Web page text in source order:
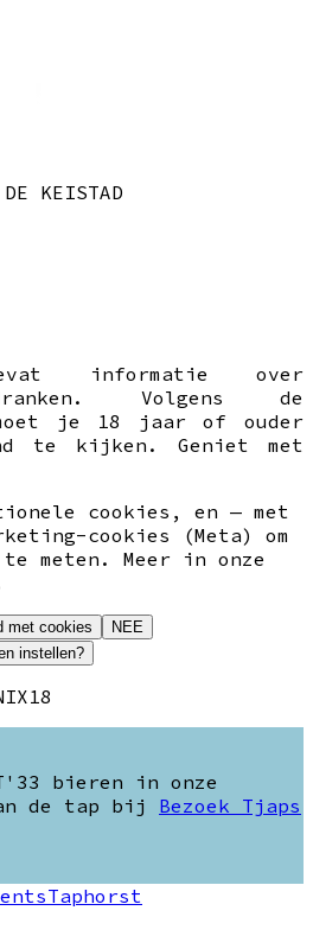
KEISTAD
informatie over
Volgens de
moet je 18 jaar of ouder
te kijken. Geniet met
cookies, en — met
cookies (Meta) om
meten. Meer in onze
met cookies
NEE
instellen?
bieren in onze
de tap bij Bezoek Tjaps
Taphorst